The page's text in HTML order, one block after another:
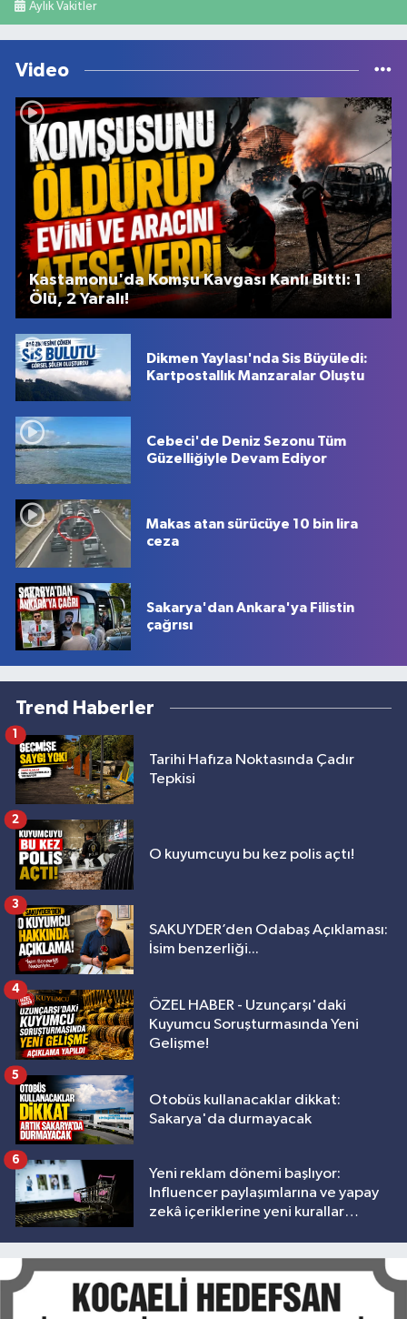
Aylık Vakitler
Video
Kastamonu'da Komşu Kavgası Kanlı Bitti: 1
Ölü, 2 Yaralı!
Dikmen Yaylası'nda Sis Büyüledi:
Kartpostallık Manzaralar Oluştu
Cebeci'de Deniz Sezonu Tüm
Güzelliğiyle Devam Ediyor
Makas atan sürücüye 10 bin lira
ceza
Sakarya'dan Ankara'ya Filistin
çağrısı
Trend Haberler
Tarihi Hafıza Noktasında Çadır
Tepkisi
1
O kuyumcuyu bu kez polis açtı!
2
SAKUYDER’den Odabaş Açıklaması:
İsim benzerliği...
3
ÖZEL HABER - Uzunçarşı'daki
Kuyumcu Soruşturmasında Yeni
Gelişme!
4
Otobüs kullanacaklar dikkat:
Sakarya'da durmayacak
5
Yeni reklam dönemi başlıyor:
Influencer paylaşımlarına ve yapay
zekâ içeriklerine yeni kurallar
6